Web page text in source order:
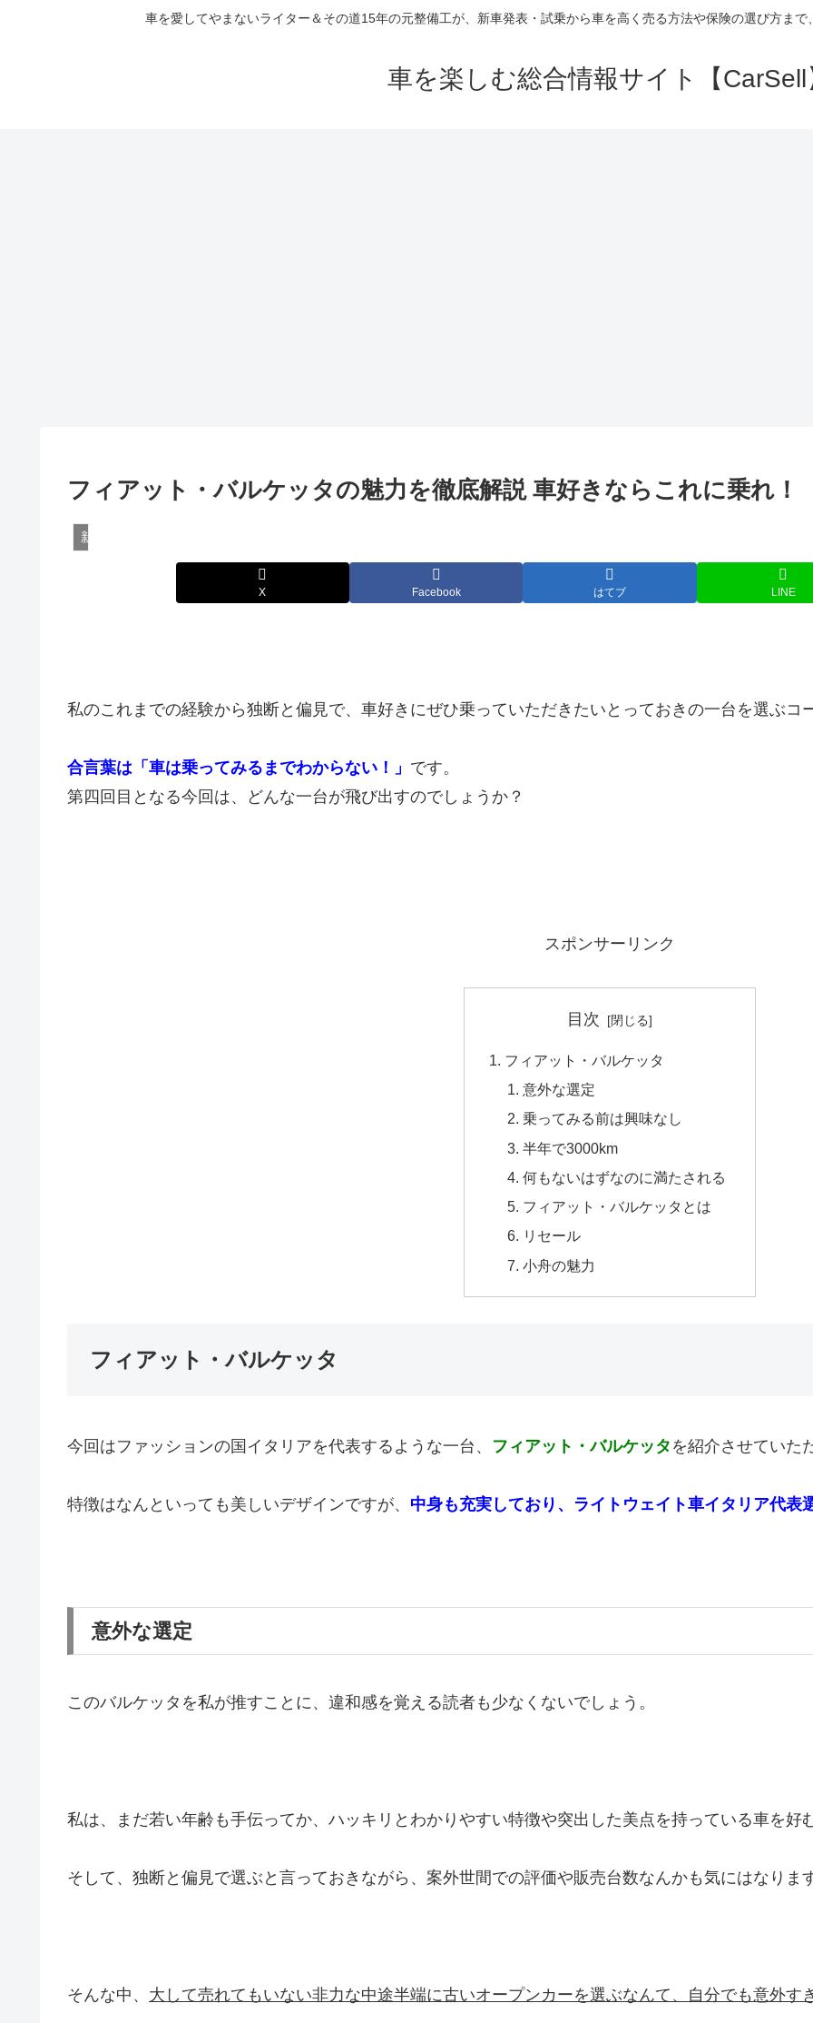
車を愛してやまないライター＆その道15年の元整備工が、新車発表・試乗から車を高く売る方法や保険の選び方まで
車を楽しむ総合情報サイト【CarSell
フィアット・バルケッタの魅力を徹底解説 車好きならこれに乗れ！
新車・試乗情報
X Facebook はてブ LINE
私のこれまでの経験から独断と偏見で、車好きにぜひ乗っていただきたいとっておきの一台を選ぶコ
合言葉は「車は乗ってみるまでわからない！」 です。
第四回目となる今回は、どんな一台が飛び出すのでしょうか？
スポンサーリンク
目次
フィアット・バルケッタ
意外な選定
乗ってみる前は興味なし
半年で3000km
何もないはずなのに満たされる
フィアット・バルケッタとは
リセール
小舟の魅力
フィアット・バルケッタ
今回はファッションの国イタリアを代表するような一台、 フィアット・バルケッタ を紹介させていた
特徴はなんといっても美しいデザインですが、 中身も充実しており、ライトウェイト車イタリア代表
意外な選定
このバルケッタを私が推すことに、違和感を覚える読者も少なくないでしょう。
私は、まだ若い年齢も手伝ってか、ハッキリとわかりやすい特徴や突出した美点を持っている車を好
そして、独断と偏見で選ぶと言っておきながら、案外世間での評価や販売台数なんかも気にはなります
そんな中、 大して売れてもいない非力な中途半端に古いオープンカーを選ぶなんて、自分でも意外す